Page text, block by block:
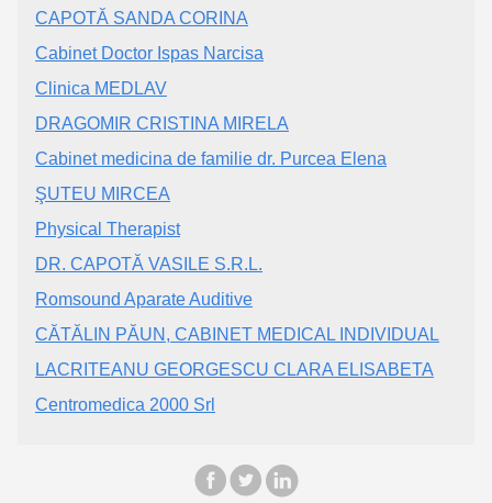
CAPOTĂ SANDA CORINA
Cabinet Doctor Ispas Narcisa
Clinica MEDLAV
DRAGOMIR CRISTINA MIRELA
Cabinet medicina de familie dr. Purcea Elena
ŞUTEU MIRCEA
Physical Therapist
DR. CAPOTĂ VASILE S.R.L.
Romsound Aparate Auditive
CĂTĂLIN PĂUN, CABINET MEDICAL INDIVIDUAL
LACRITEANU GEORGESCU CLARA ELISABETA
Centromedica 2000 Srl